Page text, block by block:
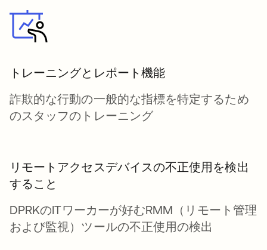
トレーニングとレポート機能
詐欺的な行動の一般的な指標を特定するため
のスタッフのトレーニング
リモートアクセスデバイスの不正使用を検出
すること
DPRKのITワーカーが好むRMM（リモート管理
および監視）ツールの不正使用の検出